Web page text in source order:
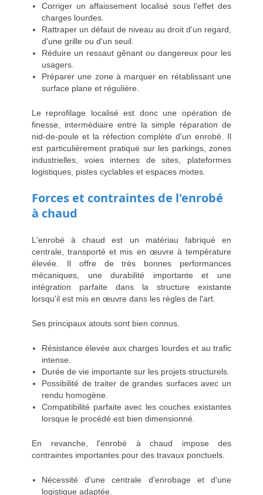
Corriger un affaissement localisé sous l'effet des
charges lourdes.
Rattraper un défaut de niveau au droit d'un regard,
d'une grille ou d'un seuil.
Réduire un ressaut gênant ou dangereux pour les
usagers.
Préparer une zone à marquer en rétablissant une
surface plane et régulière.
Le reprofilage localisé est donc une opération de
finesse, intermédiaire entre la simple réparation de
nid-de-poule et la réfection complète d'un enrobé. Il
est particulièrement pratiqué sur les parkings, zones
industrielles, voies internes de sites, plateformes
logistiques, pistes cyclables et espaces mixtes.
Forces et contraintes de l'enrobé
à chaud
L'enrobé à chaud est un matériau fabriqué en
centrale, transporté et mis en œuvre à température
élevée. Il offre de très bonnes performances
mécaniques, une durabilité importante et une
intégration parfaite dans la structure existante
lorsqu'il est mis en œuvre dans les règles de l'art.
Ses principaux atouts sont bien connus.
Résistance élevée aux charges lourdes et au trafic
intense.
Durée de vie importante sur les projets structurels.
Possibilité de traiter de grandes surfaces avec un
rendu homogène.
Compatibilité parfaite avec les couches existantes
lorsque le procédé est bien dimensionné.
En revanche, l'enrobé à chaud impose des
contraintes importantes pour des travaux ponctuels.
Nécessité d'une centrale d'enrobage et d'une
logistique adaptée.